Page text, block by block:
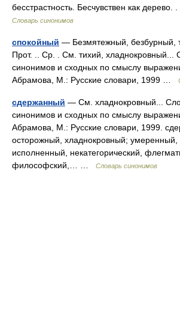
бесстрастность. Бесчувствен как
Словарь синонимов
спокойный — Безмятежный, безбурный,
Прот. .. Ср. . См. тихий, хладнокровный...
синонимов и сходных по смыслу
Абрамова, М.: Русские словари, 1999 …
сдержанный — См. хладнокровный...
синонимов и сходных по смыслу
Абрамова, М.: Русские словари, 1999.
осторожный, хладнокровный; умеренный,
исполненный, некатегорический,
философский,… …
Словарь синонимов